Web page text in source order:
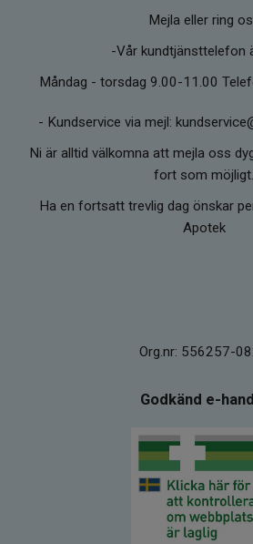
Mejla eller ring
-Vår kundtjänsttelefon
Måndag - torsdag 9.00-11.00
- Kundservice via mejl:
Ni är alltid välkomna att mejla oss
fort som möjligt.
Ha en fortsatt trevlig dag önskar
Apotek
Org.nr: 556257-
Godkänd e-